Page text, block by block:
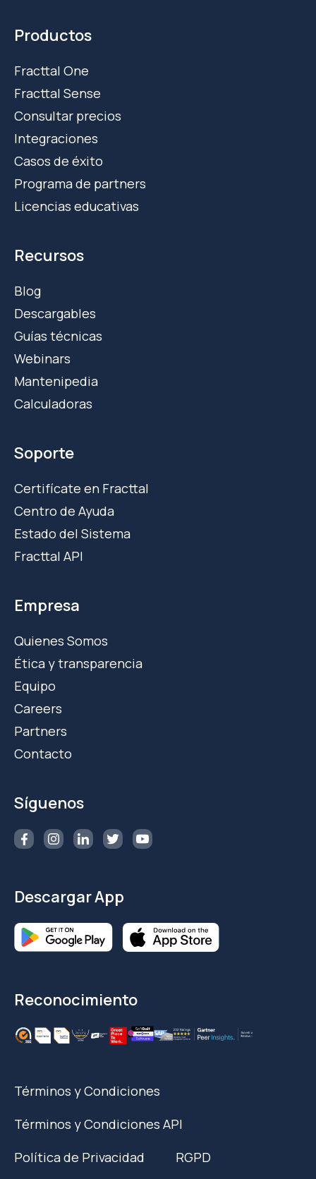
Productos
Fracttal One
Fracttal Sense
Consultar precios
Integraciones
Casos de éxito
Programa de partners
Licencias educativas
Recursos
Blog
Descargables
Guías técnicas
Webinars
Mantenipedia
Calculadoras
Soporte
Certifícate en Fracttal
Centro de Ayuda
Estado del Sistema
Fracttal API
Empresa
Quienes Somos
Ética y transparencia
Equipo
Careers
Partners
Contacto
Síguenos
Descargar App
Reconocimiento
Términos y Condiciones
Términos y Condiciones API
Política de Privacidad
RGPD